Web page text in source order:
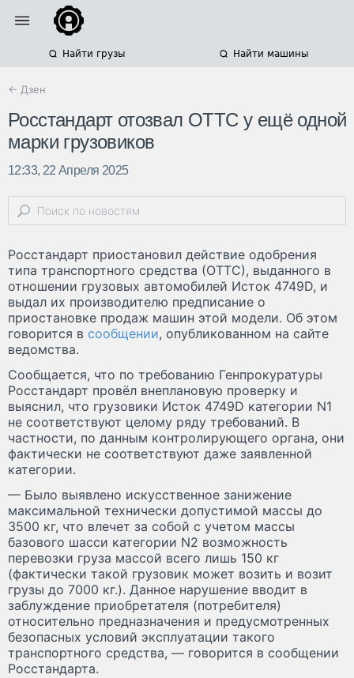
Найти грузы Найти машины
← Дзен
Росстандарт отозвал ОТТС у ещё одной
марки грузовиков
12:33, 22 Апреля 2025
Росстандарт приостановил действие одобрения
типа транспортного средства (ОТТС), выданного в
отношении грузовых автомобилей Исток 4749D, и
выдал их производителю предписание о
приостановке продаж машин этой модели. Об этом
говорится в сообщении, опубликованном на сайте
ведомства.
Сообщается, что по требованию Генпрокуратуры
Росстандарт провёл внеплановую проверку и
выяснил, что грузовики Исток 4749D категории N1
не соответствуют целому ряду требований. В
частности, по данным контролирующего органа, они
фактически не соответствуют даже заявленной
категории.
— Было выявлено искусственное занижение
максимальной технически допустимой массы до
3500 кг, что влечет за собой с учетом массы
базового шасси категории N2 возможность
перевозки груза массой всего лишь 150 кг
(фактически такой грузовик может возить и возит
грузы до 7000 кг.). Данное нарушение вводит в
заблуждение приобретателя (потребителя)
относительно предназначения и предусмотренных
безопасных условий эксплуатации такого
транспортного средства, — говорится в сообщении
Росстандарта.